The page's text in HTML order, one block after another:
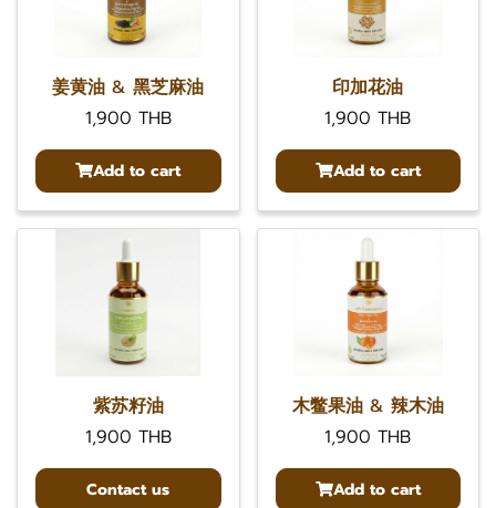
姜黄油 & 黑芝麻油
1,900 THB
Add to cart
印加花油
1,900 THB
Add to cart
紫苏籽油
1,900 THB
Contact us
木鳖果油 & 辣木油
1,900 THB
Add to cart